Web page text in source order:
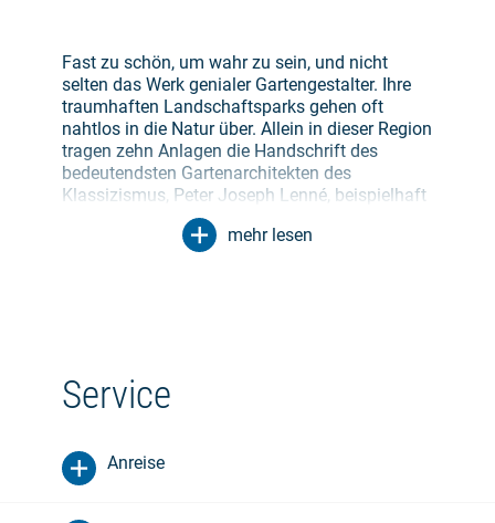
Fast zu schön, um wahr zu sein, und nicht
selten das Werk genialer Gartengestalter. Ihre
traumhaften Landschaftsparks gehen oft
nahtlos in die Natur über. Allein in dieser Region
tragen zehn Anlagen die Handschrift des
bedeutendsten Gartenarchitekten des
Klassizismus, Peter Joseph Lenné, beispielhaft
sind die Parks in Basedow und Remplin.
Wachgeküsst aus ihrem Dornröschenschlaf
Basedow. Hinzu kommen Dutzende
Auf der zweiten Etappe umrunden die
die Perlenkette geschichtsträchtiger
mehr lesen
Service
Anreise